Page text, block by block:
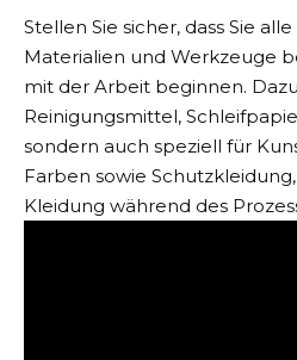
Stellen Sie sicher, dass Sie
Materialien und Werkzeuge
mit der Arbeit beginnen.
Reinigungsmittel,
sondern auch speziell für
Farben sowie
Kleidung während des